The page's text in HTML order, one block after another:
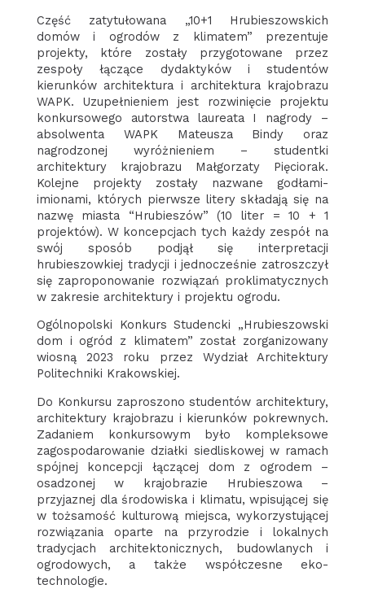
Część zatytułowana „10+1 Hrubieszowskich
domów i ogrodów z klimatem” prezentuje
projekty, które zostały przygotowane przez
zespoły łączące dydaktyków i studentów
kierunków architektura i architektura krajobrazu
WAPK. Uzupełnieniem jest rozwinięcie projektu
konkursowego autorstwa laureata I nagrody –
absolwenta WAPK Mateusza Bindy oraz
nagrodzonej wyróżnieniem – studentki
architektury krajobrazu Małgorzaty Pięciorak.
Kolejne projekty zostały nazwane godłami-
imionami, których pierwsze litery składają się na
nazwę miasta “Hrubieszów” (10 liter = 10 + 1
projektów). W koncepcjach tych każdy zespół na
swój sposób podjął się interpretacji
hrubieszowkiej tradycji i jednocześnie zatroszczył
się zaproponowanie rozwiązań proklimatycznych
w zakresie architektury i projektu ogrodu.
Ogólnopolski Konkurs Studencki „Hrubieszowski
dom i ogród z klimatem” został zorganizowany
wiosną 2023 roku przez Wydział Architektury
Politechniki Krakowskiej.
Do Konkursu zaproszono studentów architektury,
architektury krajobrazu i kierunków pokrewnych.
Zadaniem konkursowym było kompleksowe
zagospodarowanie działki siedliskowej w ramach
spójnej koncepcji łączącej dom z ogrodem –
osadzonej w krajobrazie Hrubieszowa –
przyjaznej dla środowiska i klimatu, wpisującej się
w tożsamość kulturową miejsca, wykorzystującej
rozwiązania oparte na przyrodzie i lokalnych
tradycjach architektonicznych, budowlanych i
ogrodowych, a także współczesne eko-
technologie.